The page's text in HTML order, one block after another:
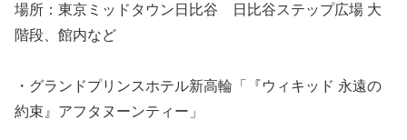
場所：東京ミッドタウン日比谷 日比谷ステップ広場 大
階段、館内など
・グランドプリンスホテル新高輪「『ウィキッド 永遠の
約束』アフタヌーンティー」